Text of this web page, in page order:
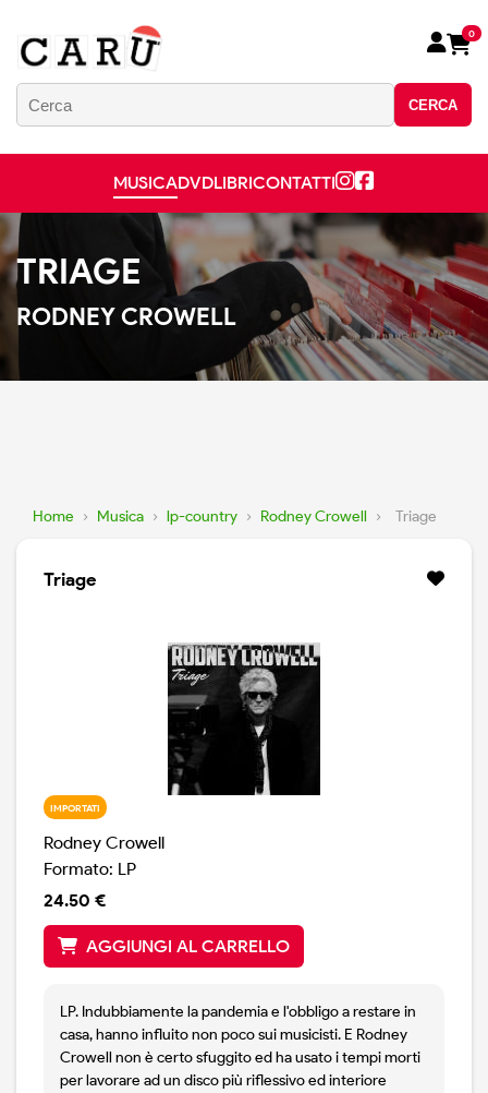
CERCA
0
MUSICADVDLIBRICONTATTI
TRIAGE
RODNEY CROWELL
Home › Musica › lp-country › Rodney Crowell › Triage
Triage
IMPORTATI
Rodney Crowell
Formato: LP
24.50 €
AGGIUNGI AL CARRELLO
LP. Indubbiamente la pandemia e l'obbligo a restare in
casa, hanno influito non poco sui musicisti. E Rodney
Crowell non è certo sfuggito ed ha usato i tempi morti
per lavorare ad un disco più riflessivo ed interiore